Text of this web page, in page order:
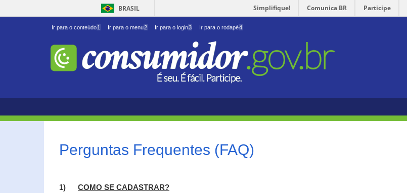
BRASIL Simplifique! Comunica BR Participe
Ir para o conteúdo1 Ir para o menu2 Ir para o login3 Ir para o rodapé4
Perguntas Frequentes (FAQ)
1) COMO SE CADASTRAR?